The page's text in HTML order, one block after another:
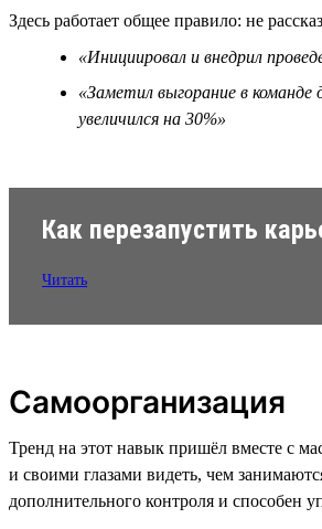
Здесь работает общее правило: не
«Инициировал и внедрил
«Заметил выгорание в
увеличился на 30%»
Как перезапустить
Читать
Самоорганизация
Тренд на этот навык пришёл вместе с
и своими глазами видеть, чем
дополнительного контроля и способен